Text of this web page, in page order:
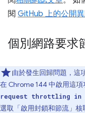
閱 GitHub 上的公開
個別網路要求
由於發生回歸問題，這
在 Chrome 144 中啟用這項
request throttling in
選取「啟用封鎖和節流」 核